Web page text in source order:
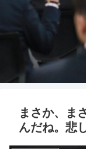
まさか、ま
んだね。悲